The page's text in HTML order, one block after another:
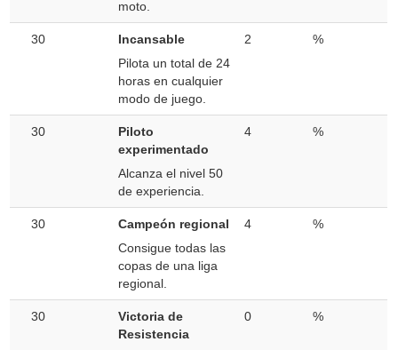
moto.
30
Incansable
Pilota un total de 24
horas en cualquier
modo de juego.
2 %
30
Piloto
experimentado
Alcanza el nivel 50
de experiencia.
4 %
30
Campeón regional
Consigue todas las
copas de una liga
regional.
4 %
30
Victoria de
Resistencia
0 %